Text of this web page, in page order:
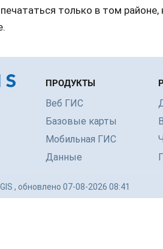
только в том
ПРОДУКТЫ
Веб ГИС
Базовые карты
Мобильная ГИС
Данные
, обновлено 07-08-2026 08:41